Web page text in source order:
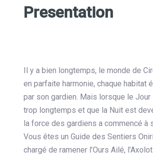
Presentation
Il y a bien longtemps, le monde de
en parfaite harmonie, chaque habitat
par son gardien. Mais lorsque le Jour
trop longtemps et que la Nuit est
la force des gardiens a commencé à
Vous êtes un Guide des Sentiers
chargé de ramener l’Ours Ailé,